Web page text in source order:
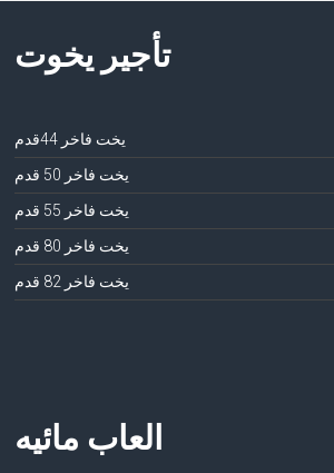
تأجير يخوت
يخت فاخر 44قدم
يخت فاخر 50 قدم
يخت فاخر 55 قدم
يخت فاخر 80 قدم
يخت فاخر 82 قدم
العاب مائيه